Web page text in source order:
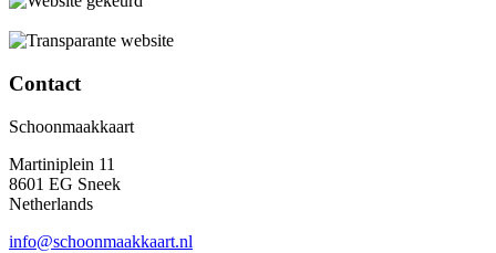
Contact
Schoonmaakkaart
Martiniplein 11
8601 EG Sneek
Netherlands
info@schoonmaakkaart.nl